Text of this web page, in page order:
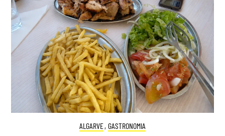
ALGARVE, GASTRONOMIA